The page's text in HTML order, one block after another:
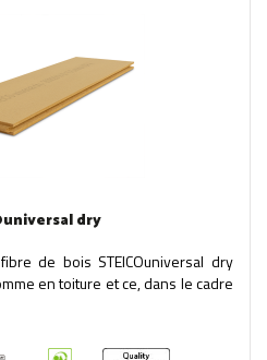
dry
de bois STEICOuniversal dry
en toiture et ce, dans le cadre